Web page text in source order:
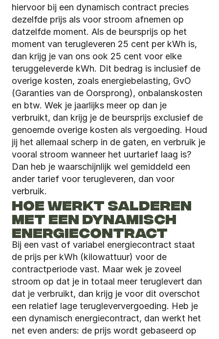
hiervoor bij een dynamisch contract precies
dezelfde prijs als voor stroom afnemen op
datzelfde moment. Als de beursprijs op het
moment van terugleveren 25 cent per kWh is,
dan krijg je van ons ook 25 cent voor elke
teruggeleverde kWh. Dit bedrag is inclusief de
overige kosten, zoals energiebelasting, GvO
(Garanties van de Oorsprong), onbalanskosten
en btw. Wek je jaarlijks meer op dan je
verbruikt, dan krijg je de beursprijs exclusief de
genoemde overige kosten als vergoeding. Houd
jij het allemaal scherp in de gaten, en verbruik je
vooral stroom wanneer het uurtarief laag is?
Dan heb je waarschijnlijk wel gemiddeld een
ander tarief voor terugleveren, dan voor
verbruik.
HOE WERKT SALDEREN
MET EEN DYNAMISCH
ENERGIECONTRACT
Bij een vast of variabel energiecontract staat
de prijs per kWh (kilowattuur) voor de
contractperiode vast. Maar wek je zoveel
stroom op dat je in totaal meer teruglevert dan
dat je verbruikt, dan krijg je voor dit overschot
een relatief lage terugleververgoeding. Heb je
een dynamisch energiecontract, dan werkt het
net even anders: de prijs wordt gebaseerd op